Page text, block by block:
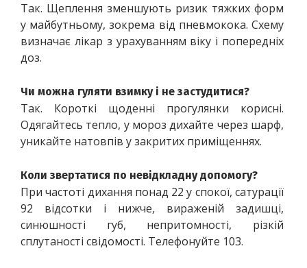
Так. Щеплення зменшують ризик тяжких форм
у майбутньому, зокрема від пневмокока. Схему
визначає лікар з урахуванням віку і попередніх
доз.
Чи можна гуляти взимку і не застудитися?
Так. Короткі щоденні прогулянки корисні.
Одягайтесь тепло, у мороз дихайте через шарф,
уникайте натовпів у закритих приміщеннях.
Коли звертатися по невідкладну допомогу?
При частоті дихання понад 22 у спокої, сатурації
92 відсотки і нижче, вираженій задишці,
синюшності губ, непритомності, різкій
сплутаності свідомості. Телефонуйте 103.